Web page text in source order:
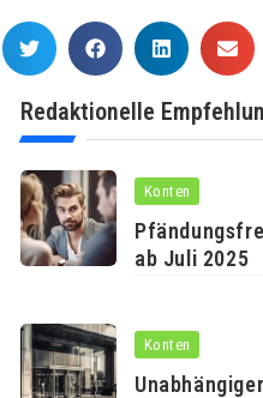
Redaktionelle
Konten
ab Juli 2025
Konten